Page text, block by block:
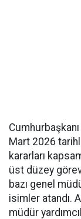
Mart 2026
kararları
üst düzey
bazı genel
isimler atandı.
müdür